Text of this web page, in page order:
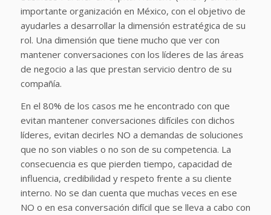
importante organización en México, con el objetivo de
ayudarles a desarrollar la dimensión estratégica de su
rol. Una dimensión que tiene mucho que ver con
mantener conversaciones con los líderes de las áreas
de negocio a las que prestan servicio dentro de su
compañía.
En el 80% de los casos me he encontrado con que
evitan mantener conversaciones difíciles con dichos
líderes, evitan decirles NO a demandas de soluciones
que no son viables o no son de su competencia. La
consecuencia es que pierden tiempo, capacidad de
influencia, credibilidad y respeto frente a su cliente
interno. No se dan cuenta que muchas veces en ese
NO o en esa conversación difícil que se lleva a cabo con